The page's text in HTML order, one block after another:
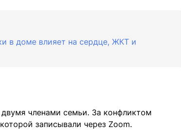
в доме влияет на сердце, ЖКТ и
членами семьи. За конфликтом
записывали через Zoom.